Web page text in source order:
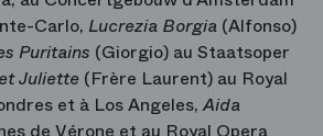
Carlo, Lucrezia Borgia (Alfonso)
Puritains (Giorgio) au Staatsoper
Juliette (Frère Laurent) au Royal
et à Los Angeles,Aida